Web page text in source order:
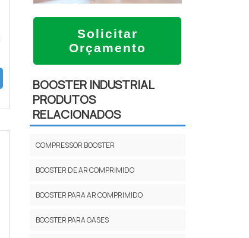
Solicitar
Orçamento
BOOSTER INDUSTRIAL
PRODUTOS
RELACIONADOS
COMPRESSOR BOOSTER
BOOSTER DE AR COMPRIMIDO
BOOSTER PARA AR COMPRIMIDO
BOOSTER PARA GASES